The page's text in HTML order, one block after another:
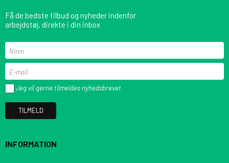
Få de bedste tilbud og nyheder indenfor
arbejdstøj, direkte i din inbox
Jeg vil gerne tilmeldes nyhedsbrevet
TILMELD
INFORMATION